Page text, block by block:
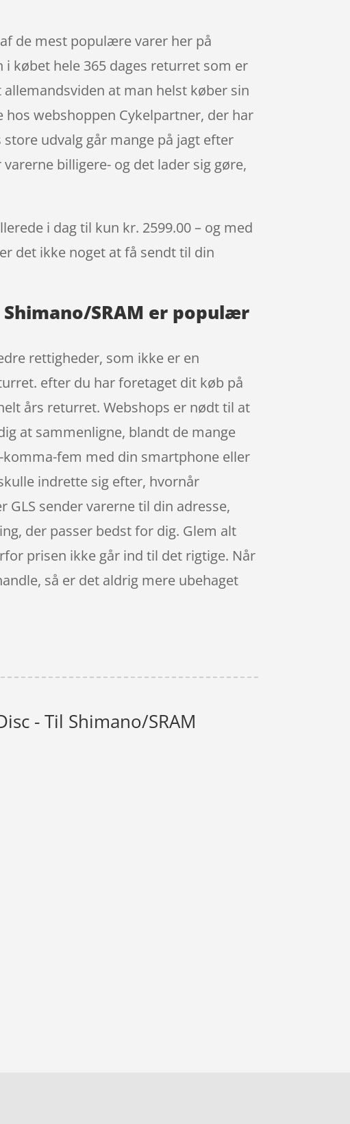
de mest populære varer her på
købet hele 365 dages returret som er
at man helst køber sin
hos webshoppen Cykelpartner, der har
udvalg går mange på jagt efter
billigere- og det lader sig gøre,
i dag til kun kr. 2599.00 – og med
det ikke noget at få sendt til din
Shimano/SRAM er populær
rettigheder, som ikke er en
efter du har foretaget dit køb på
års returret. Webshops er nødt til at
at sammenligne, blandt de mange
fem med din smartphone eller
indrette sig efter, hvornår
sender varerne til din adresse,
der passer bedst for dig. Glem alt
prisen ikke går ind til det rigtige. Når
så er det aldrig mere ubehaget
- Til Shimano/SRAM